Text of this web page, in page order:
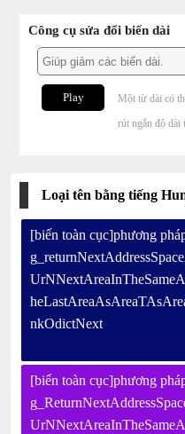
Công cụ sửa đổi biến dài
Play
Một từ dài có
rút ngắn độ dài
Loại tên bằng tiếng
[biến toàn cục]phương
nkOdictNext
[biến toàn cục]phương